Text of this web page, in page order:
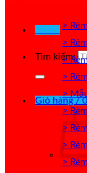
Tìm kiếm:
Giỏ hàng /0
>
>
>
>
>
>
>
>
>